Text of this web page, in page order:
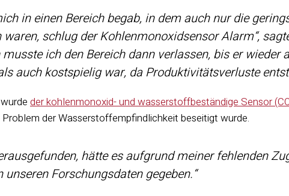
in einen Bereich begab, in dem auch nur die
schlug der Kohlenmonoxidsensor Alarm“,
ich den Bereich dann verlassen, bis er wieder
auch kostspielig war, da Produktivitätsverluste
der kohlenmonoxid- und wasserstoffbeständige Sensor
der Wasserstoffempfindlichkeit beseitigt wurde.
hätte es aufgrund meiner fehlenden
Forschungsdaten gegeben.“